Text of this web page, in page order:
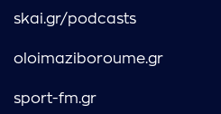
skai.gr/podcasts
oloimaziboroume.gr
sport-fm.gr